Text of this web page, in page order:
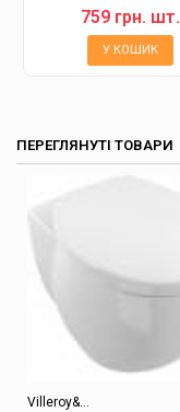
759 грн. шт.
У КОШИК
ПЕРЕГЛЯНУТІ ТОВАРИ
Villeroy&...